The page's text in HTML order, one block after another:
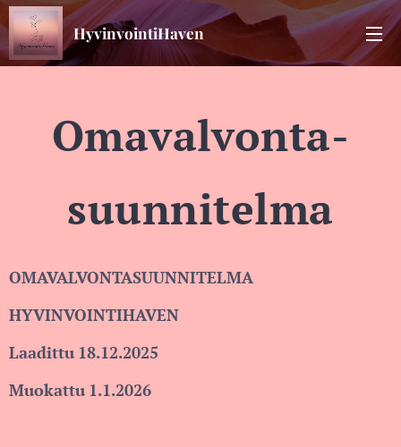
HyvinvointiHaven
Omavalvonta-
suunnitelma
OMAVALVONTASUUNNITELMA
HYVINVOINTIHAVEN
Laadittu 18.12.2025
Muokattu 1.1.2026